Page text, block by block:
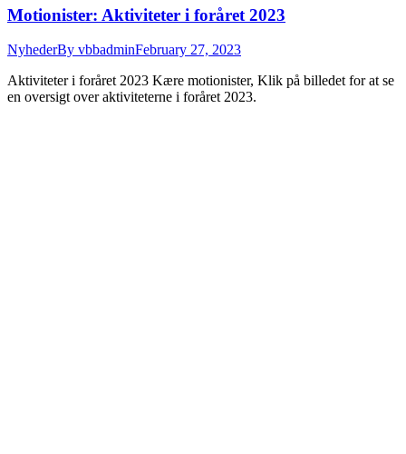
Motionister: Aktiviteter i foråret 2023
NyhederBy vbbadminFebruary 27, 2023
Aktiviteter i foråret 2023 Kære motionister, Klik på billedet for at se
en oversigt over aktiviteterne i foråret 2023.